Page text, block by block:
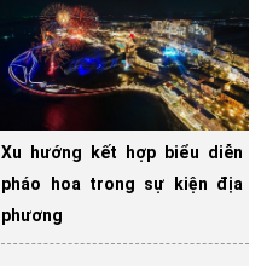
Xu hướng kết hợp biểu diễn
pháo hoa trong sự kiện địa
phương